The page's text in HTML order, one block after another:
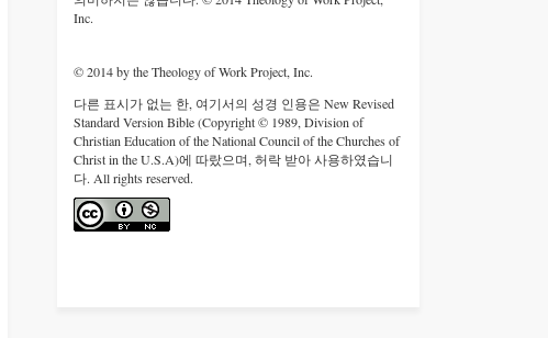
Inc.
© 2014 by the Theology of Work Project, Inc.
다른 표시가 없는 한, 여기서의 성경 인용은 New Revised
Standard Version Bible (Copyright © 1989, Division of
Christian Education of the National Council of the Churches of
Christ in the U.S.A)에 따랐으며, 허락 받아 사용하였습니
다. All rights reserved.